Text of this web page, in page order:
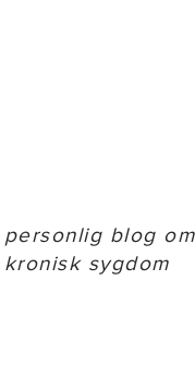
personlig blog
kronisk sygdom